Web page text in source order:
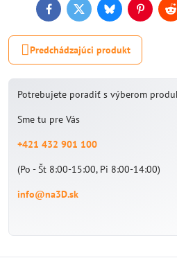
FacebookTwitterBlueskyPinterest
Predchádzajúci produkt
Potrebujete poradiť s výberom
Sme tu pre Vás
+421 432 901 100
(Po - Št 8:00-15:00, Pi 8:00-14:00)
info@na3D.sk